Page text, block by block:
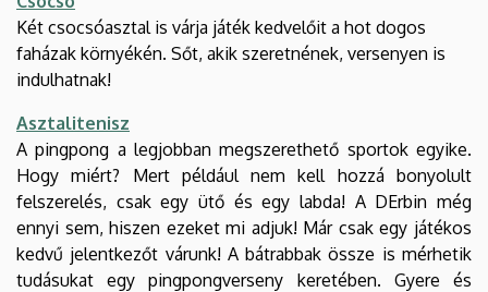
Két csocsóasztal is várja játék kedvelőit a hot dogos
faházak környékén. Sőt, akik szeretnének, versenyen is
indulhatnak!
Asztalitenisz
A pingpong a legjobban megszerethető sportok egyike.
Hogy miért? Mert például nem kell hozzá bonyolult
felszerelés, csak egy ütő és egy labda! A DErbin még
ennyi sem, hiszen ezeket mi adjuk! Már csak egy játékos
kedvű jelentkezőt várunk! A bátrabbak össze is mérhetik
tudásukat egy pingpongverseny keretében. Gyere és